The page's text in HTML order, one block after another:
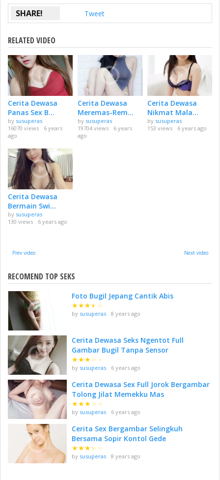
SHARE! Tweet
RELATED VIDEO
Cerita Dewasa
Panas Sex B...
by susuperas
16070 views
6 years
ago
Cerita Dewasa
Meremas-Rem...
by susuperas
19704 views
6 years
ago
Cerita Dewasa
Nikmat Mala...
by susuperas
153 views
6 years ago
Cerita Dewasa
Bermain Swi...
by susuperas
130 views
6 years ago
Prev video Next video
RECOMEND TOP SEKS
Foto Bugil Jepang Cantik Abis
★★★★ ★
by susuperas 8 years ago
Cerita Dewasa Seks Ngentot Full
Gambar Bugil Tanpa Sensor
★★★★ ★
by susuperas 6 years ago
Cerita Dewasa Sex Full Jorok Bergambar
Tolong Jilat Memekku Mas
★★★★ ★
by susuperas 6 years ago
Cerita Sex Bergambar Selingkuh
Bersama Sopir Kontol Gede
★★★★ ★
by susuperas 8 years ago